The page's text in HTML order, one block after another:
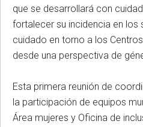
que se desarrollará con
fortalecer su incidencia en los
cuidado en torno a los
desde una perspectiva de
Esta primera reunión de
la participación de equipos
Área mujeres y Oficina de